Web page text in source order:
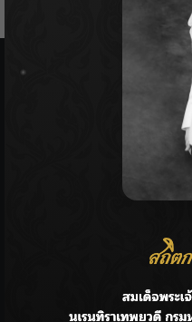
กรมชลฯ รับฟังประชา
ลาโลกนี้ ให้ใส่บาตรสิ่ง
ราชเลขานุการในพระอ
ทรายใต้ เสริมความมั่น